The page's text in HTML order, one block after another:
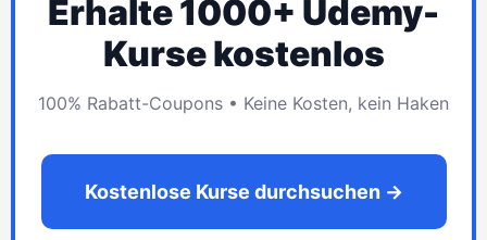
Erhalte 1000+ Udemy-
Kurse kostenlos
100% Rabatt-Coupons • Keine Kosten, kein Haken
Kostenlose Kurse durchsuchen →